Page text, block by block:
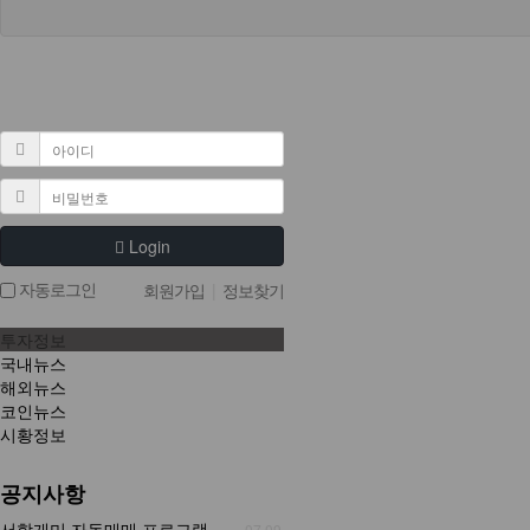
Login
자동로그인
회원가입 정보찾기
투자정보
국내뉴스
해외뉴스
코인뉴스
시황정보
공지사항